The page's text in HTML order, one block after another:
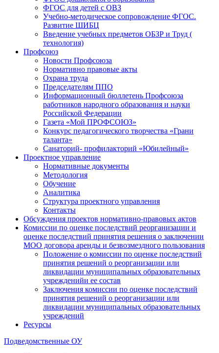
ФГОС для детей с ОВЗ
Учебно-методическое сопровождение ФГОС.
Развитие ШИБЦ
Введение учебных предметов ОБЗР и Труд (
технология)
Профсоюз
Новости Профсоюза
Нормативно правовые акты
Охрана труда
Председателям ППО
Информационный бюллетень Профсоюза
работников народного образования и науки
Российской Федерации
Газета «Мой ПРОФСОЮЗ»
Конкурс педагогического творчества «Грани
таланта»
Санаторий- профилакторий «Юбилейный»
Проектное управление
Нормативные документы
Методология
Обучение
Аналитика
Структура проектного управления
Контакты
Обсуждения проектов нормативно-правовых актов
Комиссии по оценке последствий реорганизации и
оценке последствий принятия решения о заключении
МОО договора аренды и безвозмездного пользования
Положение о комиссии по оценке последствий
принятия решений о реорганизации или
ликвидации муниципальных образовательных
учрежденийи ее состав
Заключения комиссии по оценке последствий
принятия решений о реорганизации или
ликвидации муниципальных образовательных
учреждений
Ресурсы
Подведомственные ОУ